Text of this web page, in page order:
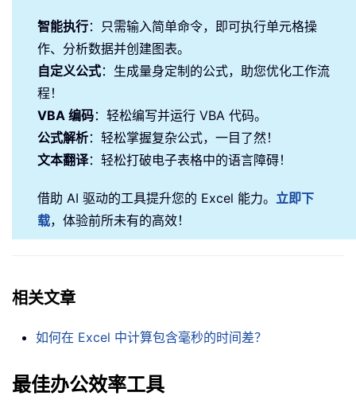
智能执行：只需输入简单命令，即可执行单元格操
作、分析数据并创建图表。
自定义公式：生成量身定制的公式，助您优化工作流
程！
VBA 编码：轻松编写并运行 VBA 代码。
公式解析：轻松掌握复杂公式，一目了然！
文本翻译：轻松打破电子表格中的语言障碍！
借助 AI 驱动的工具提升您的 Excel 能力。 立即下
载，体验前所未有的高效！
相关文章
如何在 Excel 中计算包含毫秒的时间差？
最佳办公效率工具